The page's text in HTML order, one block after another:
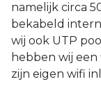
namelijk circa
bekabeld
wij ook UTP
hebben wij
zijn eigen wifi